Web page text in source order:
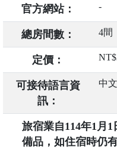
官方網站： -
總房間數： 4間
定價：
可接待語言資
訊：
中
旅宿業自114年1月
備品，如住宿時仍